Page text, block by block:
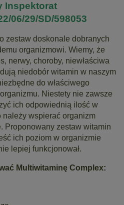
Inspektorat
06/29/SD/598053
zestaw doskonale dobranych
organizmowi. Wiemy, że
nerwy, choroby, niewłaściwa
niedobór witamin w naszym
do właściwego
Niestety nie zawsze
ich odpowiednią ilość w
wspierać organizm
Proponowany zestaw witamin
ich poziom w organizmie
lepiej funkcjonował.
Multiwitaminę Complex: